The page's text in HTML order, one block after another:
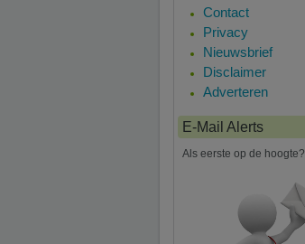
Contact
Privacy
Nieuwsbrief
Disclaimer
Adverteren
E-Mail Alerts
Als eerste op de hoogte?